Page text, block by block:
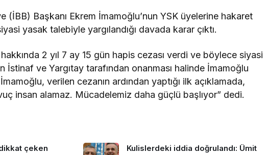
(İBB) Başkanı Ekrem İmamoğlu’nun YSK üyelerine hakaret
yasak talebiyle yargılandığı davada karar çıktı.
2 yıl 7 ay 15 gün hapis cezası verdi ve böylece siyasi
İstinaf ve Yargıtay tarafından onanması halinde İmamoğlu
verilen cezanın ardından yaptığı ilk açıklamada,
insan alamaz. Mücadelemiz daha güçlü başlıyor” dedi.
çeken
Kulislerdeki iddia doğrulandı: Ümit